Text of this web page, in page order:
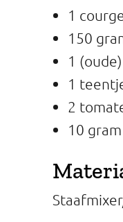
1
150
1
1
2
10